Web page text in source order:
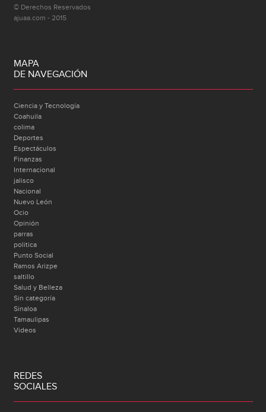
© Derechos Reservados
ajuaa.com - 2015
MAPA
DE NAVEGACIÓN
Ciencia y Tecnología
Coahuila
colima
Deportes
Espectáculos
Finanzas
Internacional
jalisco
Nacional
Nuevo León
Ocio
Opinión
parras
politica
Punto Social
Ramos Arizpe
saltillo
Salud y Belleza
Sin categoría
Sinaloa
Tamaulipas
Videos
REDES
SOCIALES